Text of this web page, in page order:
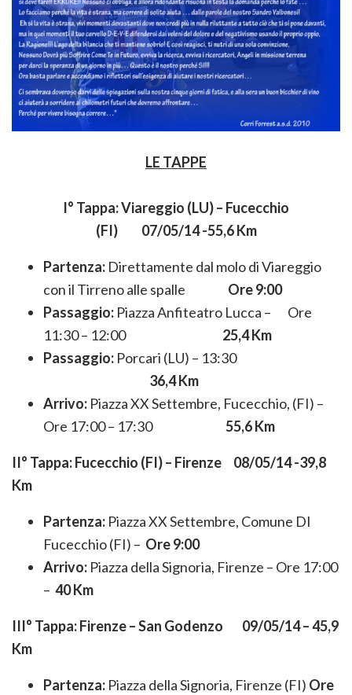
LE TAPPE
I° Tappa: Viareggio (LU) – Fucecchio
(FI) 07/05/14 -55,6 Km
Partenza: Direttamente dal molo di Viareggio
con il Tirreno alle spalle Ore 9:00
Passaggio: Piazza Anfiteatro Lucca – Ore
11:30 – 12:00 25,4 Km
Passaggio: Porcari (LU) – 13:30
36,4 Km
Arrivo: Piazza XX Settembre, Fucecchio, (FI) –
Ore 17:00 – 17:30 55,6 Km
II° Tappa: Fucecchio (FI) – Firenze 08/05/14 -39,8
Km
Partenza: Piazza XX Settembre, Comune DI
Fucecchio (FI) – Ore 9:00
Arrivo: Piazza della Signoria, Firenze – Ore 17:00
– 40 Km
III° Tappa: Firenze – San Godenzo 09/05/14 – 45,9
Km
Partenza: Piazza della Signoria, Firenze (FI) Ore